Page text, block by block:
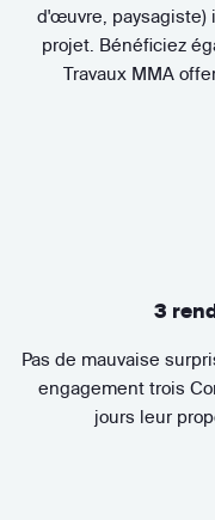
d'œuvre, paysagiste)
projet. Bénéficiez
Travaux MMA
3
Pas de mauvaise
engagement trois
jours leur